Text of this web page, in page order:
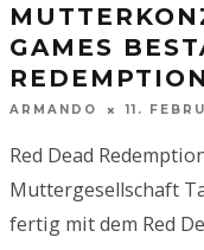
GAMES
ARMANDO 11.
Red Dead
Muttergesellschaft
fertig mit dem Red